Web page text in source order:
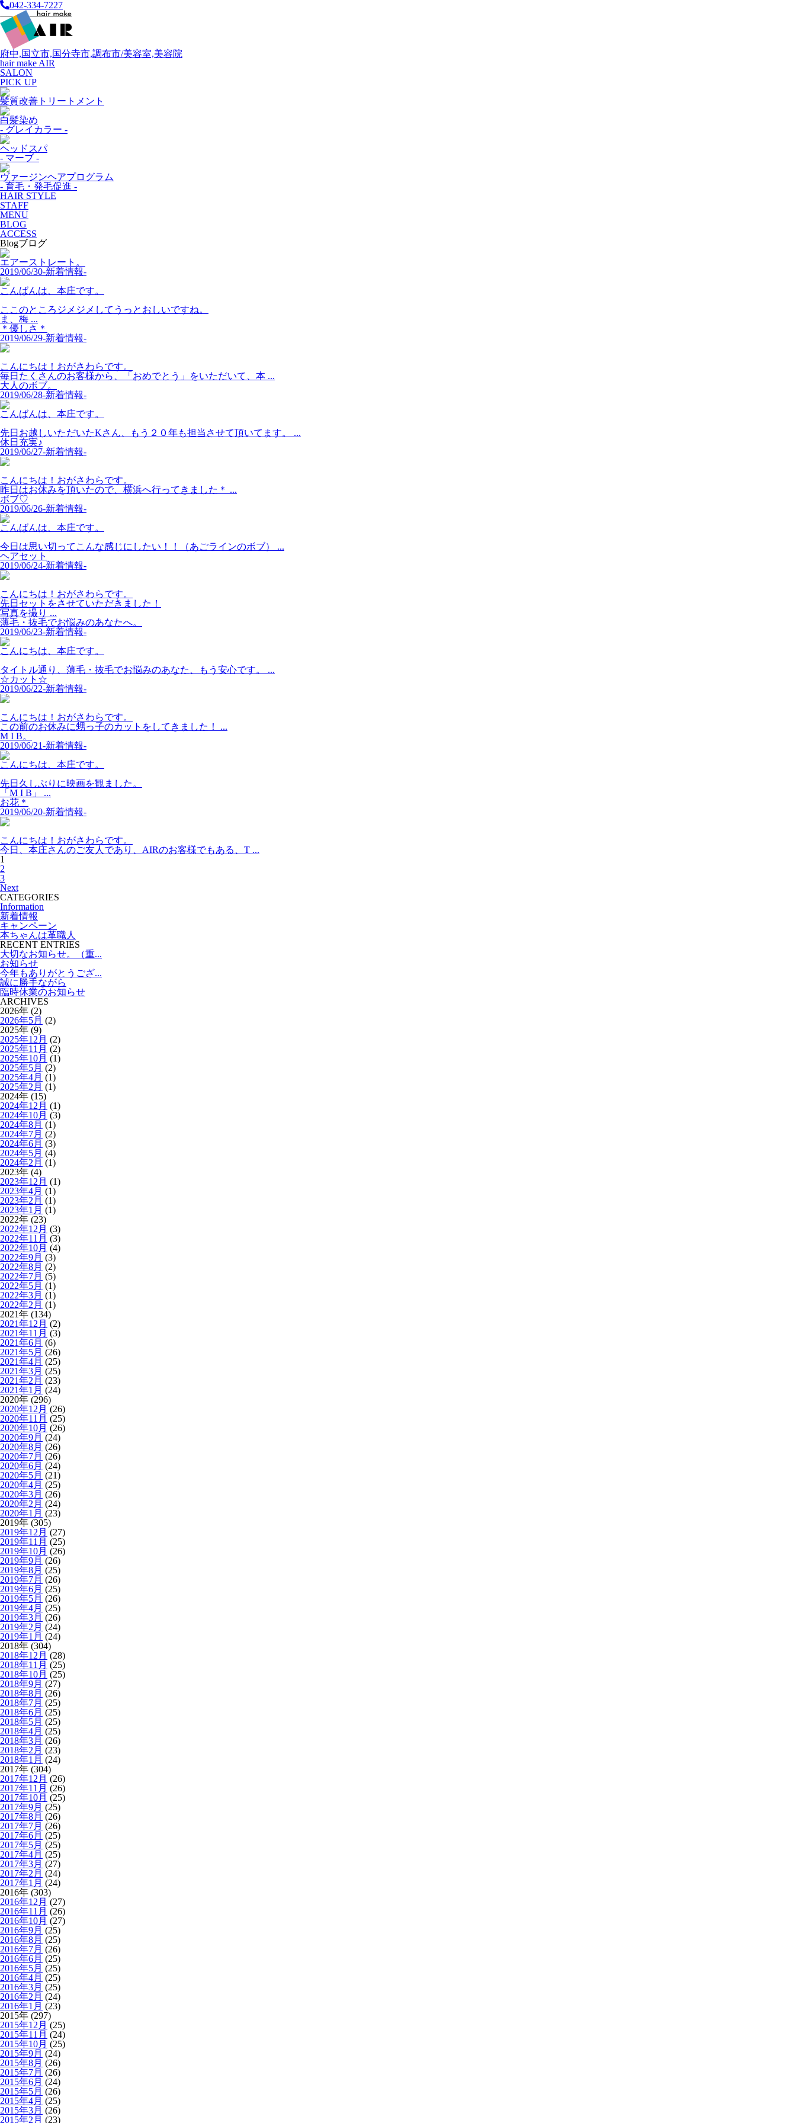
042-334-7227
府中,国立市,国分寺市,調布市/美容室,美容院
hair make AIR
SALON
PICK UP
髪質改善トリートメント
白髪染め
- グレイカラー -
ヘッドスパ
- マーブ -
ヴァージンヘアプログラム
- 育毛・発毛促進 -
HAIR STYLE
STAFF
MENU
BLOG
ACCESS
Blogブログ
エアーストレート。
2019/06/30-新着情報-
こんばんは、本庄です。
ここのところジメジメしてうっとおしいですね。
ま、梅 ...
＊優しさ＊
2019/06/29-新着情報-
こんにちは！おがさわらです。
毎日たくさんのお客様から、「おめでとう」をいただいて、本 ...
大人のボブ。
2019/06/28-新着情報-
こんばんは、本庄です。
先日お越しいただいたKさん、もう２０年も担当させて頂いてます。 ...
休日充実♪
2019/06/27-新着情報-
こんにちは！おがさわらです。
昨日はお休みを頂いたので、横浜へ行ってきました＊ ...
ボブ♡
2019/06/26-新着情報-
こんばんは、本庄です。
今日は思い切ってこんな感じにしたい！！（あごラインのボブ） ...
ヘアセット
2019/06/24-新着情報-
こんにちは！おがさわらです。
先日セットをさせていただきました！
写真を撮り ...
薄毛・抜毛でお悩みのあなたへ。
2019/06/23-新着情報-
こんにちは、本庄です。
タイトル通り、薄毛・抜毛でお悩みのあなた、もう安心です。 ...
☆カット☆
2019/06/22-新着情報-
こんにちは！おがさわらです。
この前のお休みに甥っ子のカットをしてきました！ ...
M I B。
2019/06/21-新着情報-
こんにちは、本庄です。
先日久しぶりに映画を観ました。
「M I B」 ...
お花＊
2019/06/20-新着情報-
こんにちは！おがさわらです。
今日、本庄さんのご友人であり、AIRのお客様でもある、T ...
1
2
3
Next
CATEGORIES
Information
新着情報
キャンペーン
本ちゃんは革職人
RECENT ENTRIES
大切なお知らせ。（重...
お知らせ
今年もありがとうござ...
誠に勝手ながら
臨時休業のお知らせ
ARCHIVES
2026年 (2)
2026年5月 (2)
2025年 (9)
2025年12月 (2)
2025年11月 (2)
2025年10月 (1)
2025年5月 (2)
2025年4月 (1)
2025年2月 (1)
2024年 (15)
2024年12月 (1)
2024年10月 (3)
2024年8月 (1)
2024年7月 (2)
2024年6月 (3)
2024年5月 (4)
2024年2月 (1)
2023年 (4)
2023年12月 (1)
2023年4月 (1)
2023年2月 (1)
2023年1月 (1)
2022年 (23)
2022年12月 (3)
2022年11月 (3)
2022年10月 (4)
2022年9月 (3)
2022年8月 (2)
2022年7月 (5)
2022年5月 (1)
2022年3月 (1)
2022年2月 (1)
2021年 (134)
2021年12月 (2)
2021年11月 (3)
2021年6月 (6)
2021年5月 (26)
2021年4月 (25)
2021年3月 (25)
2021年2月 (23)
2021年1月 (24)
2020年 (296)
2020年12月 (26)
2020年11月 (25)
2020年10月 (26)
2020年9月 (24)
2020年8月 (26)
2020年7月 (26)
2020年6月 (24)
2020年5月 (21)
2020年4月 (25)
2020年3月 (26)
2020年2月 (24)
2020年1月 (23)
2019年 (305)
2019年12月 (27)
2019年11月 (25)
2019年10月 (26)
2019年9月 (26)
2019年8月 (25)
2019年7月 (26)
2019年6月 (25)
2019年5月 (26)
2019年4月 (25)
2019年3月 (26)
2019年2月 (24)
2019年1月 (24)
2018年 (304)
2018年12月 (28)
2018年11月 (25)
2018年10月 (25)
2018年9月 (27)
2018年8月 (26)
2018年7月 (25)
2018年6月 (25)
2018年5月 (25)
2018年4月 (25)
2018年3月 (26)
2018年2月 (23)
2018年1月 (24)
2017年 (304)
2017年12月 (26)
2017年11月 (26)
2017年10月 (25)
2017年9月 (25)
2017年8月 (26)
2017年7月 (26)
2017年6月 (25)
2017年5月 (25)
2017年4月 (25)
2017年3月 (27)
2017年2月 (24)
2017年1月 (24)
2016年 (303)
2016年12月 (27)
2016年11月 (26)
2016年10月 (27)
2016年9月 (25)
2016年8月 (25)
2016年7月 (26)
2016年6月 (25)
2016年5月 (25)
2016年4月 (25)
2016年3月 (25)
2016年2月 (24)
2016年1月 (23)
2015年 (297)
2015年12月 (25)
2015年11月 (24)
2015年10月 (25)
2015年9月 (24)
2015年8月 (26)
2015年7月 (26)
2015年6月 (24)
2015年5月 (26)
2015年4月 (25)
2015年3月 (26)
2015年2月 (23)